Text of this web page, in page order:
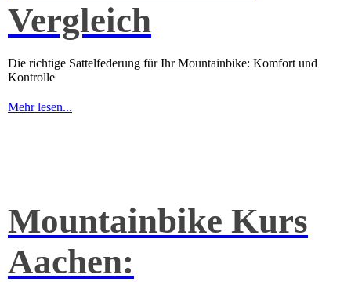
Vergleich
Die richtige Sattelfederung für Ihr Mountainbike: Komfort und
Kontrolle
Mehr lesen...
Mountainbike Kurs
Aachen: